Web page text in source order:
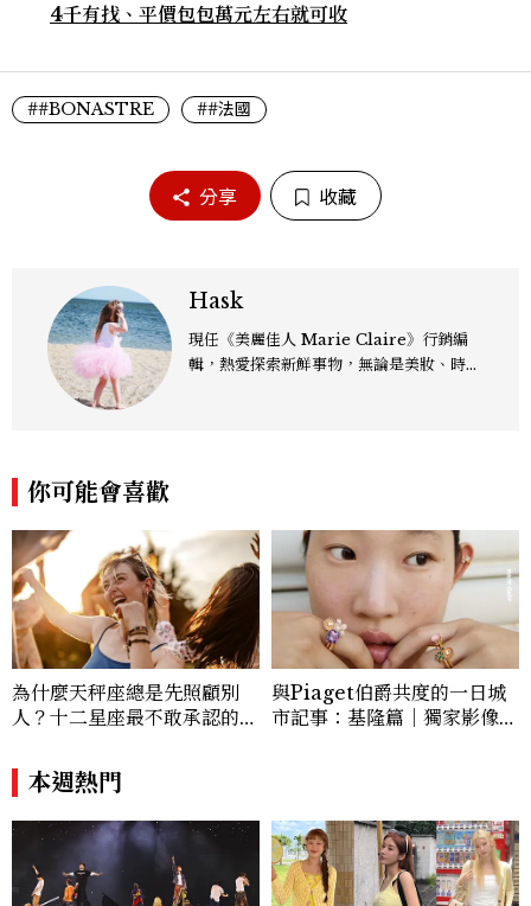
4千有找、平價包包萬元左右就可收
##BONASTRE ##法國
分享 收藏
Hask
現任《美麗佳人 Marie Claire》行銷編
輯，熱愛探索新鮮事物，無論是美妝、時
你可能會喜歡
為什麼天秤座總是先照顧別
人？十二星座最不敢承認的一
差，回家之後想很久
與Piaget伯爵共度的一日城
市記事：基隆篇｜獨家影像故
本週熱門